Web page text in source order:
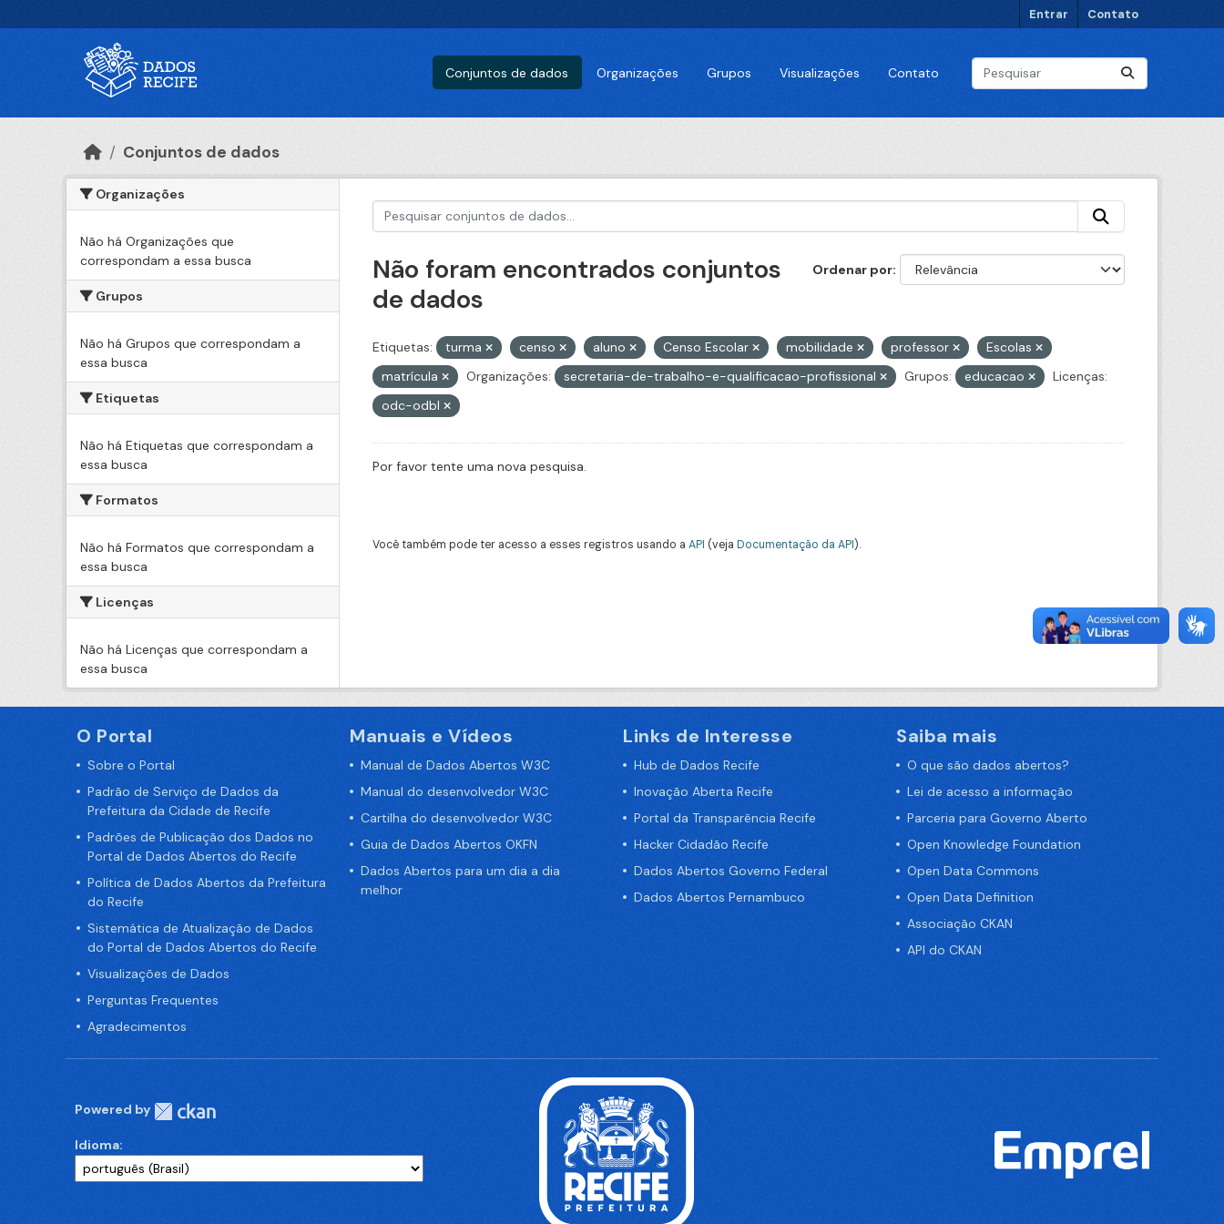
Entrar Contato
Conjuntos de dados Organizações Grupos Visualizações Contato
Conjuntos de dados
Organizações
Não há Organizações que
correspondam a essa busca
Grupos
Não há Grupos que correspondam a
essa busca
Etiquetas
Não há Etiquetas que correspondam a
essa busca
Formatos
Não há Formatos que correspondam a
essa busca
Licenças
Não há Licenças que correspondam a
essa busca
Ordenar por
Não foram encontrados conjuntos
de dados
Etiquetas: turma censo aluno Censo Escolar mobilidade professor
Escolas
matrícula
Organizações: secretaria-de-trabalho-e-qualificacao-profissional Grupos: educacao
Licenças:
odc-odbl
Por favor tente uma nova pesquisa.
Você também pode ter acesso a esses registros usando a API (veja Documentação da API).
O Portal
Sobre o Portal
Padrão de Serviço de Dados da
Prefeitura da Cidade de Recife
Padrões de Publicação dos Dados no
Portal de Dados Abertos do Recife
Política de Dados Abertos da Prefeitura
do Recife
Sistemática de Atualização de Dados
do Portal de Dados Abertos do Recife
Visualizações de Dados
Perguntas Frequentes
Agradecimentos
Manuais e Vídeos
Manual de Dados Abertos W3C
Manual do desenvolvedor W3C
Cartilha do desenvolvedor W3C
Guia de Dados Abertos OKFN
Dados Abertos para um dia a dia
melhor
Links de Interesse
Hub de Dados Recife
Inovação Aberta Recife
Portal da Transparência Recife
Hacker Cidadão Recife
Dados Abertos Governo Federal
Dados Abertos Pernambuco
Saiba mais
O que são dados abertos?
Lei de acesso a informação
Parceria para Governo Aberto
Open Knowledge Foundation
Open Data Commons
Open Data Definition
Associação CKAN
API do CKAN
Powered by
Idioma